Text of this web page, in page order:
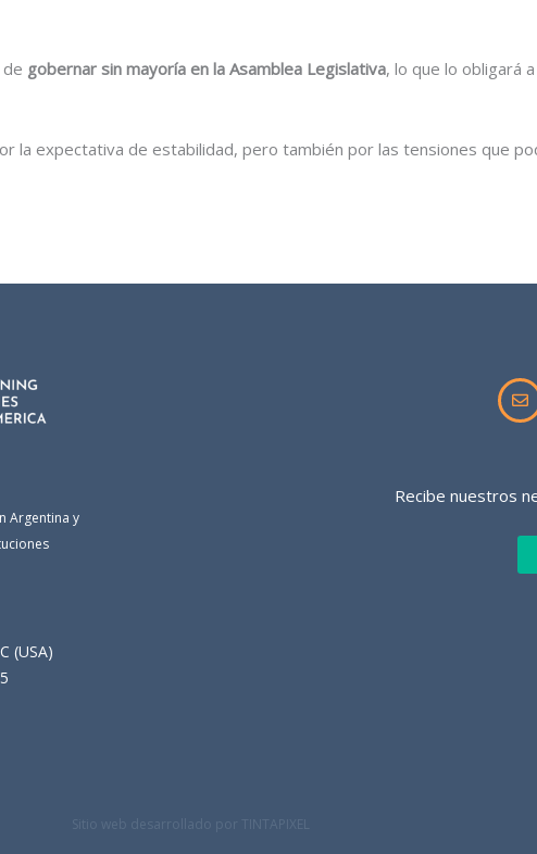
gobernar sin mayoría en la Asamblea Legislativa, lo que lo obligará
la expectativa de estabilidad, pero también por las tensiones que
Argentina y
(USA)
Recibe nuestros
Sitio web desarrollado por TINTAPIXEL